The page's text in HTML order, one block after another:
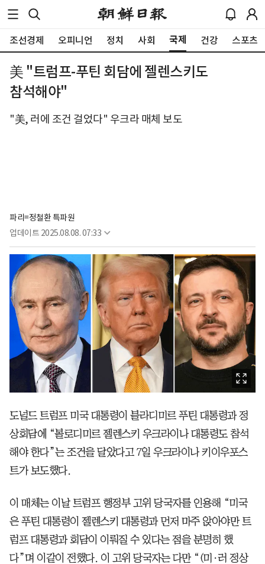
조선경제 오피니언 정치 사회 국제 건강 스포츠
美 "트럼프-푸틴 회담에 젤렌스키도
참석해야"
"美, 러에 조건 걸었다" 우크라 매체 보도
파리=정철환 특파원
업데이트 2025.08.08. 07:33
도널드 트럼프 미국 대통령이 블라디미르 푸틴 대통령과 정
상회담에 “볼로디미르 젤렌스키 우크라이나 대통령도 참석
해야 한다”는 조건을 달았다고 7일 우크라이나 키이우포스
트가 보도했다.
이 매체는 이날 트럼프 행정부 고위 당국자를 인용해 “미국
은 푸틴 대통령이 젤렌스키 대통령과 먼저 마주 앉아야만 트
럼프 대통령과 회담이 이뤄질 수 있다는 점을 분명히 했
다”며 이같이 전했다. 이 고위 당국자는 다만 “(미·러 정상